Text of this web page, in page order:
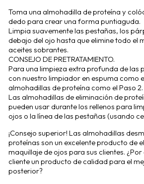
Toma una almohadilla de proteína y
dedo para crear una forma puntiaguda.
Limpia suavemente las pestañas, los
debajo del ojo hasta que elimine todo el
aceites sobrantes.
CONSEJO DE PRETRATAMIENTO.
Para una limpieza extra profunda de las
con nuestro limpiador en espuma como
almohadillas de proteína como el Paso 2.
Las almohadillas de eliminación de
pueden usar durante los rellenos para
ojos o la línea de las pestañas (usando
¡Consejo superior! Las almohadillas
proteínas son un excelente producto de
maquillaje de ojos para sus clientes.
cliente un producto de calidad para el
posterior?